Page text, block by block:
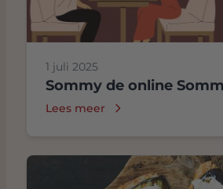
1 juli 2025
Sommy de online
Lees meer